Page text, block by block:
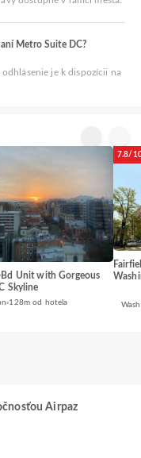
Metro Suite DC?
je k dispozícii na
Unit with Gorgeous
Skyline
128m od hotela
7.8/
Airpaz